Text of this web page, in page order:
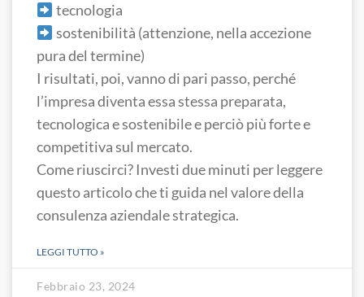
tecnologia
sostenibilità (attenzione, nella accezione
pura del termine)
I risultati, poi, vanno di pari passo, perché
l’impresa diventa essa stessa preparata,
tecnologica e sostenibile e perciò più forte e
competitiva sul mercato.
Come riuscirci? Investi due minuti per leggere
questo articolo che ti guida nel valore della
consulenza aziendale strategica.
LEGGI TUTTO »
Febbraio 23, 2024